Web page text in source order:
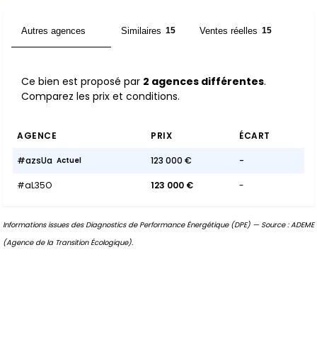
Autres agences Similaires 15 Ventes réelles 15
Ce bien est proposé par 2 agences différentes.
Comparez les prix et conditions.
AGENCE PRIX ÉCART
#azsUa Actuel 123 000 € -
#aL35O 123 000 € -
Informations issues des Diagnostics de Performance Énergétique (DPE) — Source : ADEME
(Agence de la Transition Écologique).